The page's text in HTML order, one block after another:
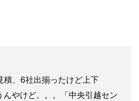
積、6社出揃ったけど上下
やけど。。。「中央引越セン